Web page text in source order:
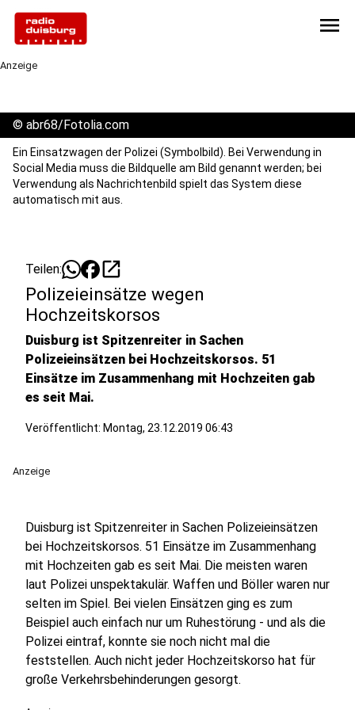
menu
Anzeige
© abr68/Fotolia.com
Ein Einsatzwagen der Polizei (Symbolbild). Bei Verwendung in
Social Media muss die Bildquelle am Bild genannt werden; bei
Verwendung als Nachrichtenbild spielt das System diese
automatisch mit aus.
Teilen: open_in_new
Polizeieinsätze wegen
Hochzeitskorsos
Duisburg ist Spitzenreiter in Sachen
Polizeieinsätzen bei Hochzeitskorsos. 51
Einsätze im Zusammenhang mit Hochzeiten gab
es seit Mai.
Veröffentlicht: Montag, 23.12.2019 06:43
Anzeige
Duisburg ist Spitzenreiter in Sachen Polizeieinsätzen
bei Hochzeitskorsos. 51 Einsätze im Zusammenhang
mit Hochzeiten gab es seit Mai. Die meisten waren
laut Polizei unspektakulär. Waffen und Böller waren nur
selten im Spiel. Bei vielen Einsätzen ging es zum
Beispiel auch einfach nur um Ruhestörung - und als die
Polizei eintraf, konnte sie noch nicht mal die
feststellen. Auch nicht jeder Hochzeitskorso hat für
große Verkehrsbehinderungen gesorgt.